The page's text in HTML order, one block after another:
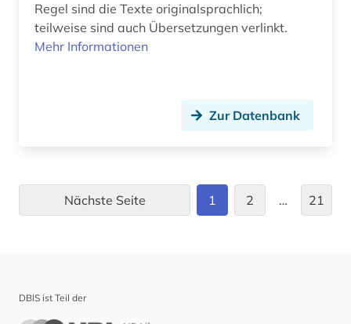
kulturwissenschaften (54)
käthe (1)
Regel sind die Texte originalsprachlich;
teilweise sind auch Übersetzungen verlinkt.
Mehr Informationen
Zur Datenbank
Nächste Seite 1 2 … 21
DBIS ist Teil der